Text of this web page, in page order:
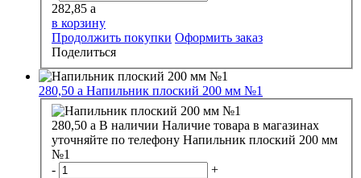
282,85 a
в корзину
Продолжить покупки Оформить заказ
Поделиться
280,50 a Напильник плоский 200 мм №1
280,50 a В наличии Наличие товара в магазинах
уточняйте по телефону Напильник плоский 200 мм
№1
-
+